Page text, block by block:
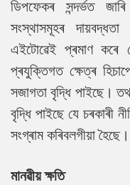
ডিপফেকৰ সন্দৰ্ভত
সংস্থাসমূহৰ
এইটোৱেই প্ৰমাণ
প্ৰযুক্তিগত ক্ষেত্ৰ
সজাগতা বৃদ্ধি পাইছে।
বৃদ্ধি পাইছে যে চৰকাৰী
সংগ্ৰাম কৰিবলগীয়া হৈছে।
মানৱীয় ক্ষতি